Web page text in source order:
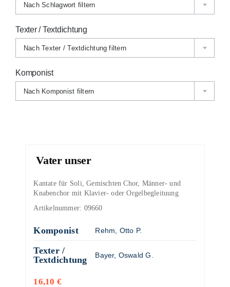
Vater unser
Kantate für Soli, Gemischten Chor, Männer- und
Knabenchor mit Klavier- oder Orgelbegleituung
Artikelnummer: 09660
Komponist Rehm, Otto P.
Texter /
Textdichtung
Bayer, Oswald G.
16,10 €
Nach Schlagwort filtern
Texter / Textdichtung
Nach Texter / Textdichtung filtern
Komponist
Nach Komponist filtern